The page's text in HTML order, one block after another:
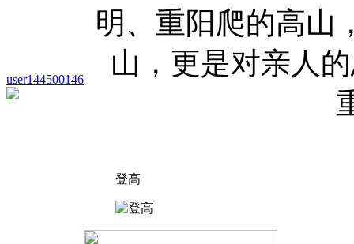
user144500146
明、重阳爬的高山
山，更是对亲人
登高